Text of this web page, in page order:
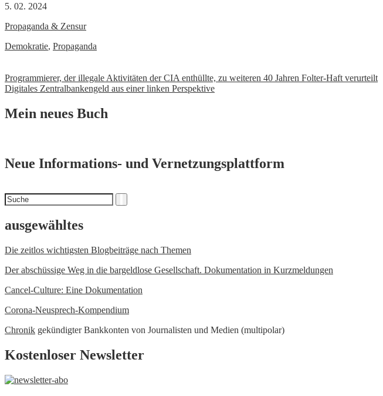
5. 02. 2024
Propaganda & Zensur
Demokratie, Propaganda
Beitrags-
Navigation
Programmierer, der illegale Aktivitäten der CIA enthüllte, zu weiteren 40 Jahren Folter-Haft verurteilt
Digitales Zentralbankengeld aus einer linken Perspektive
Mein neues Buch
Neue Informations- und Vernetzungsplattform
Suchen
nach
ausgewähltes
Die zeitlos wichtigsten Blogbeiträge nach Themen
Der abschüssige Weg in die bargeldlose Gesellschaft. Dokumentation in Kurzmeldungen
Cancel-Culture: Eine Dokumentation
Corona-Neusprech-Kompendium
Chronik gekündigter Bankkonten von Journalisten und Medien (multipolar)
Kostenloser Newsletter